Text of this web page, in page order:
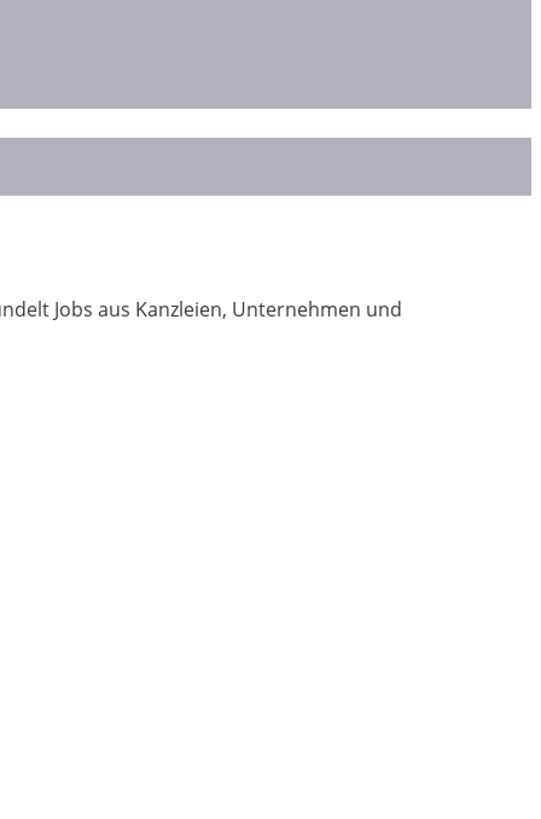
Jobs aus Kanzleien, Unternehmen und